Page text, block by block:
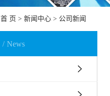
首 页 > 新闻中心 > 公司新闻
News